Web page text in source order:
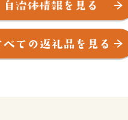
9,000円
富士市デジタル田園都市総合
ていただきます。